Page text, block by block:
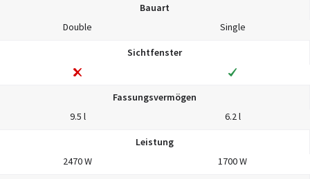
Bauart
Double
Single
Sichtfenster
Fassungsvermögen
9.5 l
6.2 l
Leistung
2470 W
1700 W